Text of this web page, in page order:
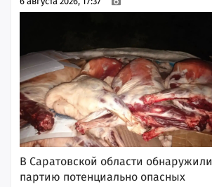
В Саратовской области обнаружили
партию потенциально опасных